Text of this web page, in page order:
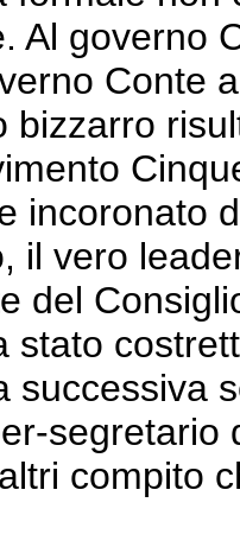
Al governo
Conte
bizzarro
incoronato
il vero
del
stato
successiva
segretario
compito